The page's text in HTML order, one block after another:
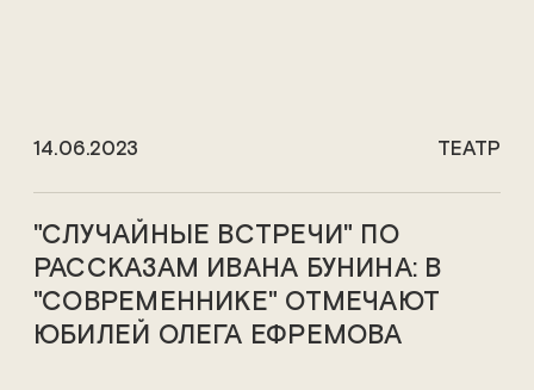
14.06.2023 ТЕАТР
"СЛУЧАЙНЫЕ ВСТРЕЧИ" ПО
РАССКАЗАМ ИВАНА БУНИНА: В
"СОВРЕМЕННИКЕ" ОТМЕЧАЮТ
ЮБИЛЕЙ ОЛЕГА ЕФРЕМОВА